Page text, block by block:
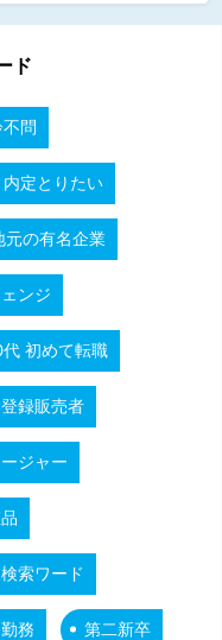
ド
問
内定とりたい
元の有名企業
ンジ
代 初めて転職
登録販売者
ジャー
索ワード
務 第二新卒